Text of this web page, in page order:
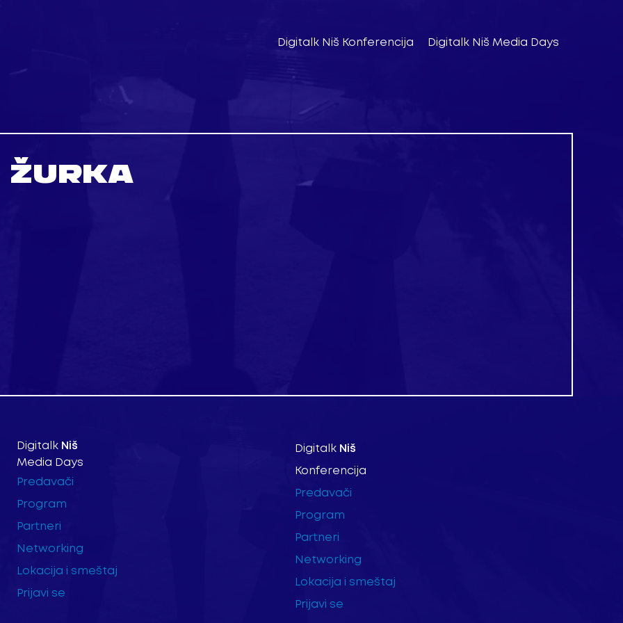
Digitalk Niš Konferencija Digitalk Niš Media Days
ŽURKA
Digitalk Niš
Media Days
Predavači
Program
Partneri
Networking
Lokacija i smeštaj
Prijavi se
Digitalk Niš
Konferencija
Predavači
Program
Partneri
Networking
Lokacija i smeštaj
Prijavi se